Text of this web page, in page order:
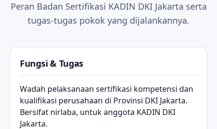
Peran Badan Sertifikasi KADIN DKI Jakarta serta
tugas-tugas pokok yang dijalankannya.
Fungsi & Tugas
Wadah pelaksanaan sertifikasi kompetensi dan
kualifikasi perusahaan di Provinsi DKI Jakarta.
Bersifat nirlaba, untuk anggota KADIN DKI
Jakarta.